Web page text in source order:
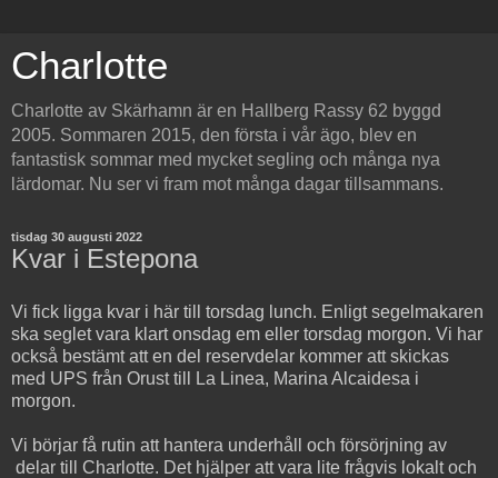
Charlotte
Charlotte av Skärhamn är en Hallberg Rassy 62 byggd
2005. Sommaren 2015, den första i vår ägo, blev en
fantastisk sommar med mycket segling och många nya
lärdomar. Nu ser vi fram mot många dagar tillsammans.
tisdag 30 augusti 2022
Kvar i Estepona
Vi fick ligga kvar i här till torsdag lunch. Enligt segelmakaren
ska seglet vara klart onsdag em eller torsdag morgon. Vi har
också bestämt att en del reservdelar kommer att skickas
med UPS från Orust till La Linea, Marina Alcaidesa i
morgon.
Vi börjar få rutin att hantera underhåll och försörjning av
delar till Charlotte. Det hjälper att vara lite frågvis lokalt och